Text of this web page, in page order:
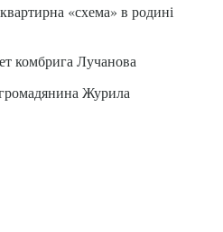
«схема» в родині
комбрига Лучанова
Журила